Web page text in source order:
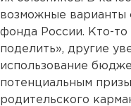
возможные варианты
фонда России. Кто-то
поделить», другие
использование
потенциальным
родительского